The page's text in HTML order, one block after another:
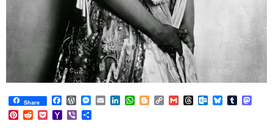
Share Facebook
WordPress
Messenger
EmailLinkedIn
WhatsApp
BloggerCopy
Link
GmailThreadsOutlook.com
BlueskyTumblr
Pinterest
RedditPocketYahoo
Mail
Viber